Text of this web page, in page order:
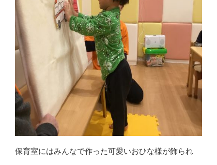
保育室にはみんなで作った可愛いおひな様が飾られ